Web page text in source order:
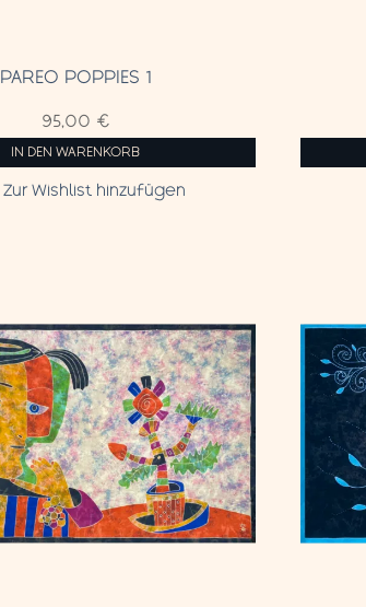
PAREO POPPIES 1
95,00 €
IN DEN WARENKORB
Zur Wishlist hinzufügen